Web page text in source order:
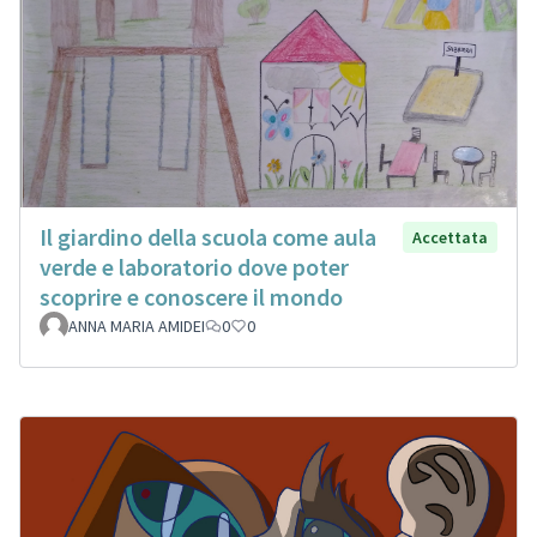
Il giardino della scuola come aula
verde e laboratorio dove poter
scoprire e conoscere il mondo
Accettata
ANNA MARIA AMIDEI 0 0